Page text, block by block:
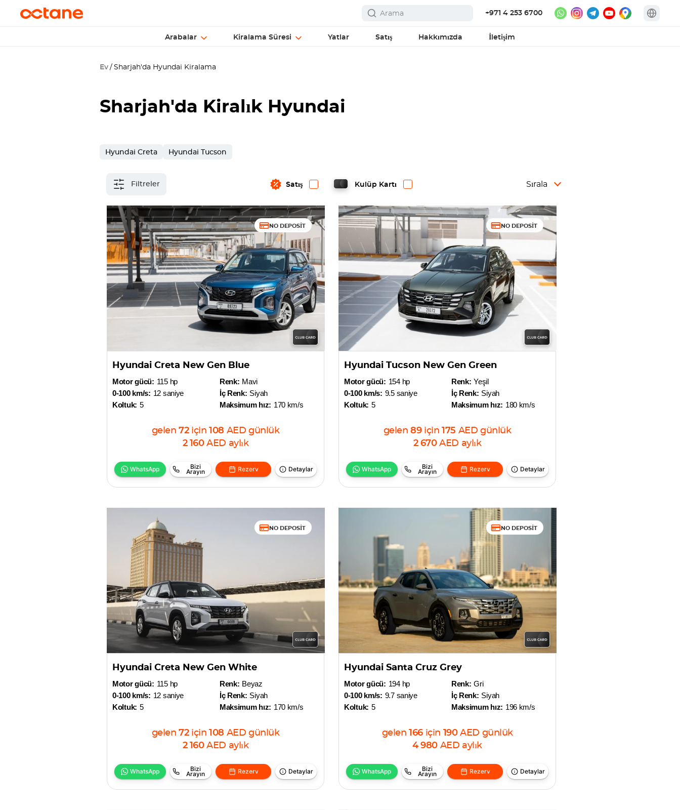
+971 4 253 6700
Arabalar Kiralama Süresi Yatlar Satış Hakkımızda İletişim
Ev Sharjah'da Hyundai Kiralama
Sharjah'da Kiralık Hyundai
Hyundai Creta Hyundai Tucson
Filtreler Satış Kulüp Kartı Sırala
NO DEPOSIT
Hyundai Creta New Gen Blue
Motor gücü: 115 hp
0-100 km/s: 12 saniye
Koltuk: 5
Renk: Mavi
İç Renk: Siyah
Maksimum hız: 170 km/s
gelen 72 için 108 AED günlük
2 160 AED aylık
WhatsApp Bizi
Arayın Rezerv Detaylar
NO DEPOSIT
Hyundai Tucson New Gen Green
Motor gücü: 154 hp
0-100 km/s: 9.5 saniye
Koltuk: 5
Renk: Yeşil
İç Renk: Siyah
Maksimum hız: 180 km/s
gelen 89 için 175 AED günlük
2 670 AED aylık
WhatsApp Bizi
Arayın Rezerv Detaylar
NO DEPOSIT
Hyundai Creta New Gen White
Motor gücü: 115 hp
0-100 km/s: 12 saniye
Koltuk: 5
Renk: Beyaz
İç Renk: Siyah
Maksimum hız: 170 km/s
gelen 72 için 108 AED günlük
2 160 AED aylık
WhatsApp Bizi
Arayın Rezerv Detaylar
NO DEPOSIT
Hyundai Santa Cruz Grey
Motor gücü: 194 hp
0-100 km/s: 9.7 saniye
Koltuk: 5
Renk: Gri
İç Renk: Siyah
Maksimum hız: 196 km/s
gelen 166 için 190 AED günlük
4 980 AED aylık
WhatsApp Bizi
Arayın Rezerv Detaylar